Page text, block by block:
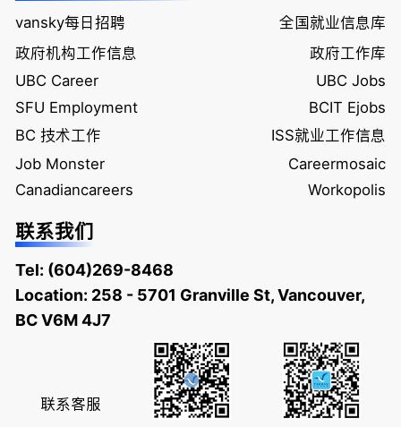
vansky每日招聘
全国就业信息库
政府机构工作信息
政府工作库
UBC Career
UBC Jobs
SFU Employment
BCIT Ejobs
BC 技术工作
ISS就业工作信息
Job Monster
Careermosaic
Canadiancareers
Workopolis
联系我们
Tel: (604)269-8468
Location: 258 - 5701 Granville St, Vancouver,
BC V6M 4J7
联系客服